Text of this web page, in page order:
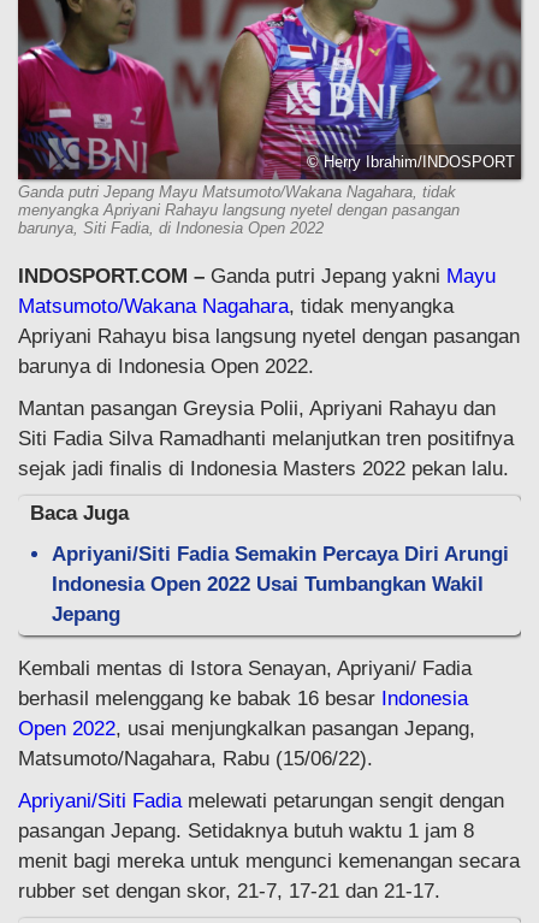
© Herry Ibrahim/INDOSPORT
Ganda putri Jepang Mayu Matsumoto/Wakana Nagahara, tidak
menyangka Apriyani Rahayu langsung nyetel dengan pasangan
barunya, Siti Fadia, di Indonesia Open 2022
INDOSPORT.COM – Ganda putri Jepang yakni Mayu
Matsumoto/Wakana Nagahara, tidak menyangka
Apriyani Rahayu bisa langsung nyetel dengan pasangan
barunya di Indonesia Open 2022.
Mantan pasangan Greysia Polii, Apriyani Rahayu dan
Siti Fadia Silva Ramadhanti melanjutkan tren positifnya
sejak jadi finalis di Indonesia Masters 2022 pekan lalu.
Baca Juga
Apriyani/Siti Fadia Semakin Percaya Diri Arungi
Indonesia Open 2022 Usai Tumbangkan Wakil
Jepang
Kembali mentas di Istora Senayan, Apriyani/ Fadia
berhasil melenggang ke babak 16 besar Indonesia
Open 2022, usai menjungkalkan pasangan Jepang,
Matsumoto/Nagahara, Rabu (15/06/22).
Apriyani/Siti Fadiamelewati petarungan sengit dengan
pasangan Jepang. Setidaknya butuh waktu 1 jam 8
menit bagi mereka untuk mengunci kemenangan secara
rubber set dengan skor, 21-7, 17-21 dan 21-17.